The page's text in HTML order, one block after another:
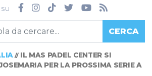
CERCA
// IL MAS PADEL CENTER SI
PER LA PROSSIMA SERIE A